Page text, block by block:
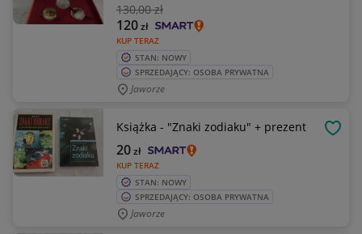
130,00 zł
KUP TERAZ
120zł
STAN: NOWY
SPRZEDAJĄCY: OSOBA PRYWATNA
Jaworze
Książka - "Znaki zodiaku" + prezent
KUP TERAZ
20zł
STAN: NOWY
SPRZEDAJĄCY: OSOBA PRYWATNA
Jaworze